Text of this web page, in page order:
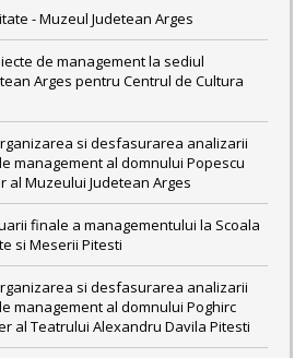
- Muzeul Judetean Arges
de management la sediul
Arges pentru Centrul de Cultura
si desfasurarea analizarii
management al domnului Popescu
al Muzeului Judetean Arges
finale a managementului la Scoala
si Meserii Pitesti
si desfasurarea analizarii
management al domnului Poghirc
al Teatrului Alexandru Davila Pitesti